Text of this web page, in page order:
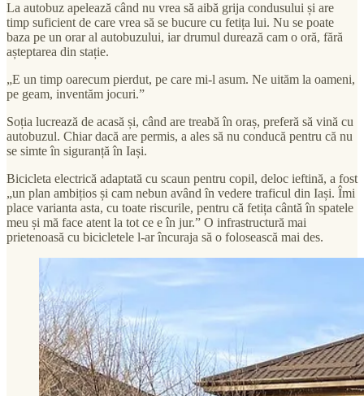
La autobuz apelează când nu vrea să aibă grija condusului și are
timp suficient de care vrea să se bucure cu fetița lui. Nu se poate
baza pe un orar al autobuzului, iar drumul durează cam o oră, fără
așteptarea din stație.
„E un timp oarecum pierdut, pe care mi-l asum. Ne uităm la oameni,
pe geam, inventăm jocuri.”
Soția lucrează de acasă și, când are treabă în oraș, preferă să vină cu
autobuzul. Chiar dacă are permis, a ales să nu conducă pentru că nu
se simte în siguranță în Iași.
Bicicleta electrică adaptată cu scaun pentru copil, deloc ieftină, a fost
„un plan ambițios și cam nebun având în vedere traficul din Iași. Îmi
place varianta asta, cu toate riscurile, pentru că fetița cântă în spatele
meu și mă face atent la tot ce e în jur.” O infrastructură mai
prietenoasă cu bicicletele l-ar încuraja să o folosească mai des.